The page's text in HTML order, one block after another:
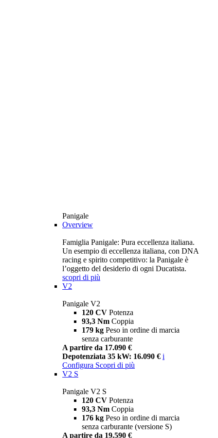
Panigale
Overview
Famiglia Panigale: Pura eccellenza italiana.
Un esempio di eccellenza italiana, con DNA
racing e spirito competitivo: la Panigale è
l’oggetto del desiderio di ogni Ducatista.
scopri di più
V2
Panigale V2
120 CV Potenza
93,3 Nm Coppia
179 kg Peso in ordine di marcia
senza carburante
A partire da 17.090 €
Depotenziata 35 kW: 16.090 € i
Configura Scopri di più
V2 S
Panigale V2 S
120 CV Potenza
93,3 Nm Coppia
176 kg Peso in ordine di marcia
senza carburante (versione S)
A partire da 19.590 €